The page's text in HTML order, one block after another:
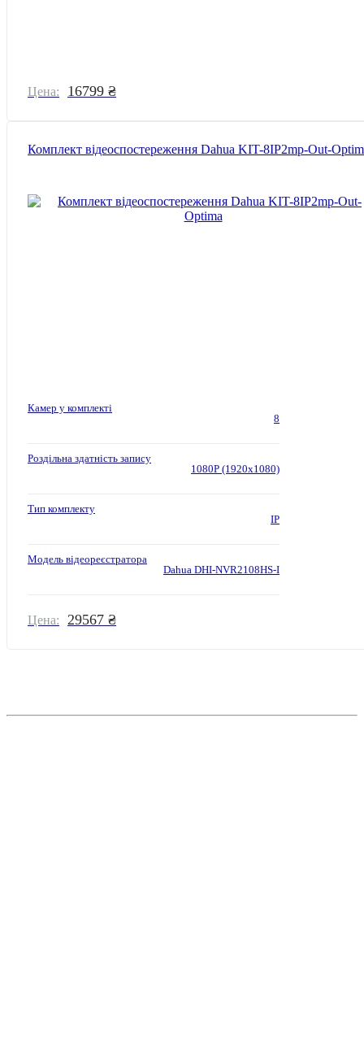
Цена: 16799 ₴
Комплект відеоспостереження Dahua KIT-8IP2mp-Out-
Камер у комплекті
8
Роздільна здатність запису
1080P (1920x1080)
Тип комплекту
IP
Модель відеореєстратора
Dahua DHI-NVR2108HS-I
Цена: 29567 ₴